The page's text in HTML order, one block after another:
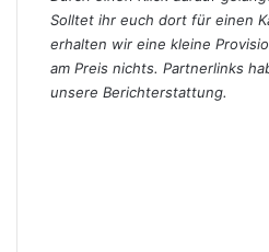
Solltet ihr euch dort für einen
erhalten wir eine kleine
am Preis nichts. Partnerlinks
unsere Berichterstattung.